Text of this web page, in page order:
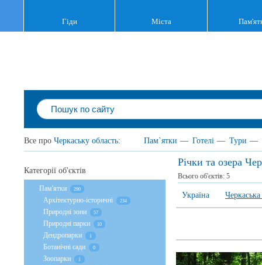
Гіди Міста
Все про Черкаську область: Пам`ятки — Готелі — Тури —
Річки та озера
Всього об'єктів: 5
Україна Черкаська
Категорії об'єктів
Пам'ятки 290
Архітектурно-історичні 234
Природні зони 57
Природні парки 10
Дендропарки 1
Ботанічні сади 0
Зоопарки 1